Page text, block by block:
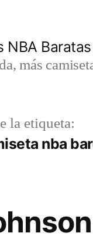
NBA
más
la etiqueta:
nba